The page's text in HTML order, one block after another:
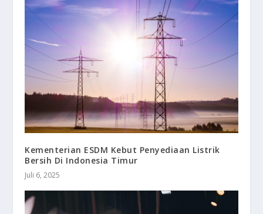
Kementerian ESDM Kebut Penyediaan Listrik
Bersih Di Indonesia Timur
Juli 6, 2025